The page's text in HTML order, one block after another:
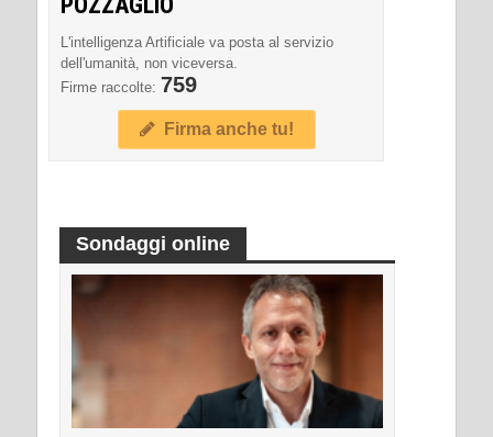
L'intelligenza Artificiale va posta al servizio
dell'umanità, non viceversa.
Firme raccolte: 759
Firma anche tu!
Sondaggi online